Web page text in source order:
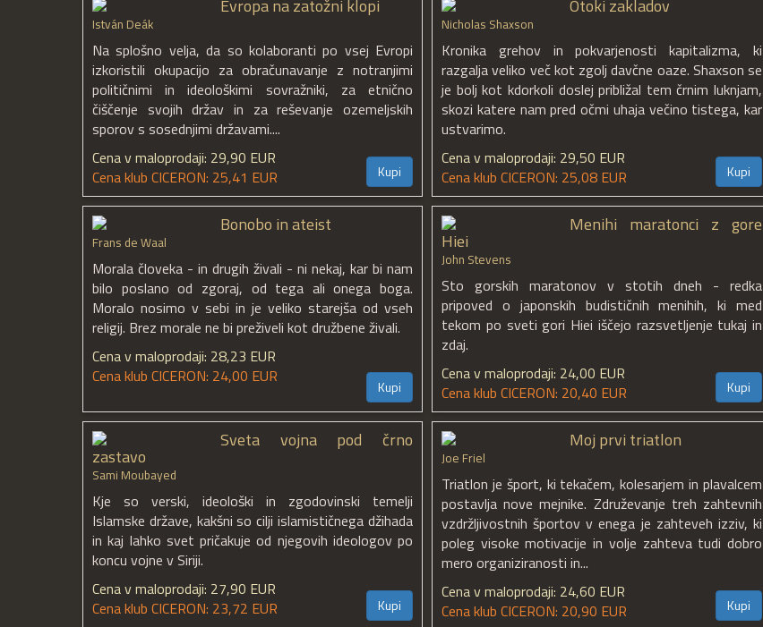
Evropa na zatožni klopi
István Deák
Na splošno velja, da so kolaboranti po vsej Evropi
izkoristili okupacijo za obračunavanje z notranjimi
političnimi in ideološkimi sovražniki, za etnično
čiščenje svojih držav in za reševanje ozemeljskih
sporov s sosednjimi državami....
Cena v maloprodaji: 29,90 EUR
Cena klub CICERON: 25,41 EUR
Kupi
Otoki zakladov
Nicholas Shaxson
Kronika grehov in pokvarjenosti kapitalizma, ki
razgalja veliko več kot zgolj davčne oaze. Shaxson se
je bolj kot kdorkoli doslej približal tem črnim luknjam,
skozi katere nam pred očmi uhaja večino tistega, kar
ustvarimo.
Cena v maloprodaji: 29,50 EUR
Cena klub CICERON: 25,08 EUR
Kupi
Bonobo in ateist
Frans de Waal
Morala človeka - in drugih živali - ni nekaj, kar bi nam
bilo poslano od zgoraj, od tega ali onega boga.
Moralo nosimo v sebi in je veliko starejša od vseh
religij. Brez morale ne bi preživeli kot družbene živali.
Cena v maloprodaji: 28,23 EUR
Cena klub CICERON: 24,00 EUR
Kupi
Menihi maratonci z gore
Hiei
John Stevens
Sto gorskih maratonov v stotih dneh - redka
pripoved o japonskih budističnih menihih, ki med
tekom po sveti gori Hiei iščejo razsvetljenje tukaj in
zdaj.
Cena v maloprodaji: 24,00 EUR
Cena klub CICERON: 20,40 EUR
Kupi
Sveta vojna pod črno
zastavo
Sami Moubayed
Kje so verski, ideološki in zgodovinski temelji
Islamske države, kakšni so cilji islamističnega džihada
in kaj lahko svet pričakuje od njegovih ideologov po
koncu vojne v Siriji.
Cena v maloprodaji: 27,90 EUR
Cena klub CICERON: 23,72 EUR
Kupi
Moj prvi triatlon
Joe Friel
Triatlon je šport, ki tekačem, kolesarjem in plavalcem
postavlja nove mejnike. Združevanje treh zahtevnih
vzdržljivostnih športov v enega je zahteveh izziv, ki
poleg visoke motivacije in volje zahteva tudi dobro
mero organiziranosti in...
Cena v maloprodaji: 24,60 EUR
Cena klub CICERON: 20,90 EUR
Kupi